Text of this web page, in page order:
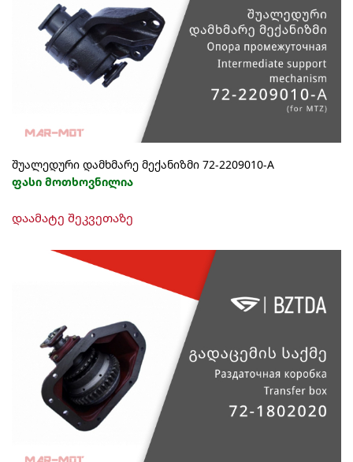
შუალედური დამხმარე მექანიზმი 72-2209010-А
ფასი მოთხოვნილია
დაამატე შეკვეთაზე